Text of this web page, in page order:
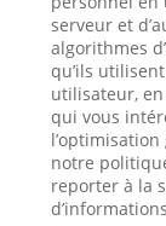
serveur et
algorithmes
qu’ils
utilisateur,
qui vous
notre
reporter à la